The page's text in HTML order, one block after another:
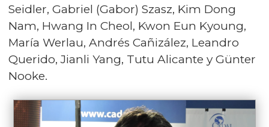
Seidler, Gabriel (Gabor) Szasz, Kim Dong
Nam, Hwang In Cheol, Kwon Eun Kyoung,
María Werlau, Andrés Cañizález, Leandro
Querido, Jianli Yang, Tutu Alicante y Günter
Nooke.